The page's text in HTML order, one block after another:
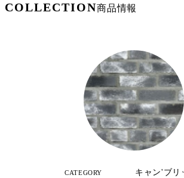
COLLECTION商品情報
CATEGORY キャン'ブリ